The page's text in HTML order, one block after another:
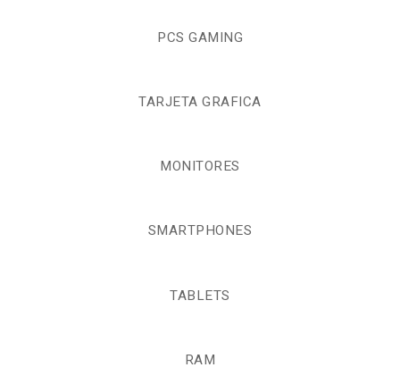
PCS GAMING
TARJETA GRAFICA
MONITORES
SMARTPHONES
TABLETS
RAM